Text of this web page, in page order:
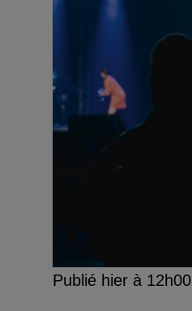
Publié hier à 12h00